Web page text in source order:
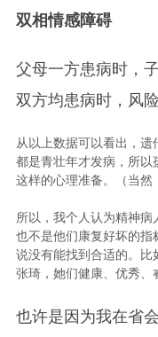
双相情感障碍
父母一方患病时，
双方均患病时，风险
从以上数据可以看出，
都是青壮年才发病，所以
这样的心理准备。（当然
所以，我个人认为精神病
也不是他们康复好坏的指
说没有能找到合适的。比
张琦，她们健康、优秀
也许是因为我在省